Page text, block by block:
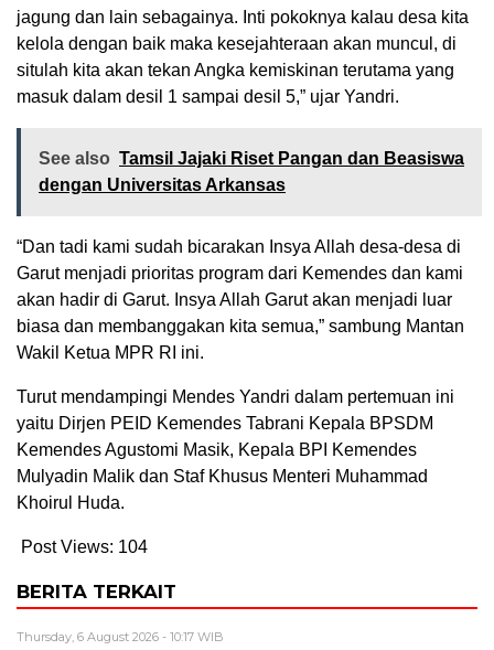
jagung dan lain sebagainya. Inti pokoknya kalau desa kita
kelola dengan baik maka kesejahteraan akan muncul, di
situlah kita akan tekan Angka kemiskinan terutama yang
masuk dalam desil 1 sampai desil 5,” ujar Yandri.
See also Tamsil Jajaki Riset Pangan dan Beasiswa
dengan Universitas Arkansas
“Dan tadi kami sudah bicarakan Insya Allah desa-desa di
Garut menjadi prioritas program dari Kemendes dan kami
akan hadir di Garut. Insya Allah Garut akan menjadi luar
biasa dan membanggakan kita semua,” sambung Mantan
Wakil Ketua MPR RI ini.
Turut mendampingi Mendes Yandri dalam pertemuan ini
yaitu Dirjen PEID Kemendes Tabrani Kepala BPSDM
Kemendes Agustomi Masik, Kepala BPI Kemendes
Mulyadin Malik dan Staf Khusus Menteri Muhammad
Khoirul Huda.
Post Views: 104
BERITA TERKAIT
Thursday, 6 August 2026 - 10:17 WIB